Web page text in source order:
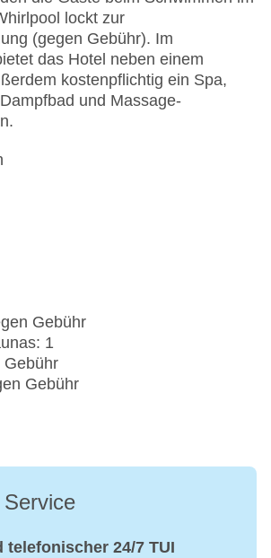
lockt zur
(gegen Gebühr). Im
das Hotel neben einem
kostenpflichtig ein Spa,
und Massage-
Gebühr
1
Gebühr
Gebühr
telefonischer 24/7 TUI